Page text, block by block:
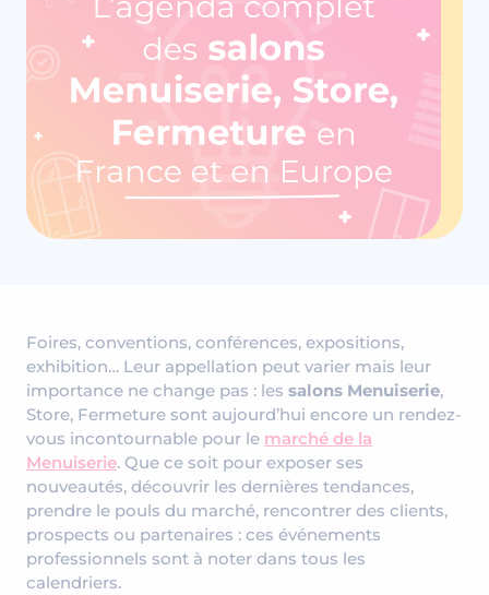
Foires, conventions, conférences, expositions,
exhibition… Leur appellation peut varier mais leur
importance ne change pas : les salons Menuiserie,
Store, Fermeture sont aujourd’hui encore un rendez-
vous incontournable pour le marché de la
Menuiserie. Que ce soit pour exposer ses
nouveautés, découvrir les dernières tendances,
prendre le pouls du marché, rencontrer des clients,
prospects ou partenaires : ces événements
professionnels sont à noter dans tous les
calendriers.